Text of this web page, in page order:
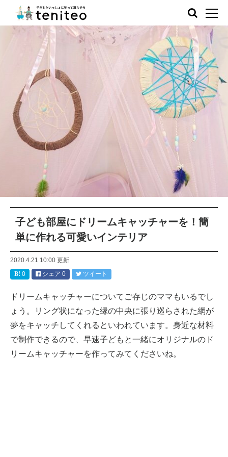
子ども部屋にドリームキャッチャーを！簡
単に作れる可愛いインテリア
2020.4.21 10:00 更新
0
シェア 0 ツイート
ドリームキャッチャーについてご存じのママもいるでし
ょう。リング状になった縁の中央に張り巡らされた網が
夢をキャッチしてくれるといわれています。身近な材料
で制作できるので、早速子どもと一緒にオリジナルのド
リームキャッチャーを作ってみてくださいね。